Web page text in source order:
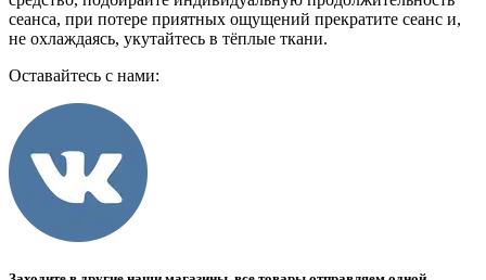
сеанса, при потере приятных ощущений прекратите сеанс и,
не охлаждаясь, укутайтесь в тёплые ткани.
Оставайтесь с нами: